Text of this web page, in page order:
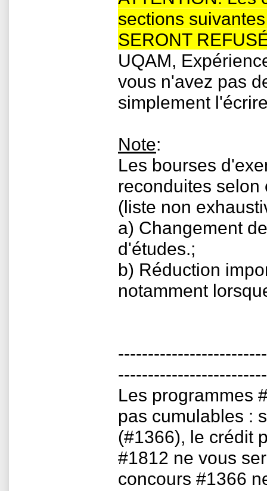
sections
SERONT
UQAM,
vous n'avez pas
simplement
Note:
Les bourses
reconduites
(liste non
a) Changement
d'études.;
b) Réduction
notamment
Les programmes
pas cumulables :
(#1366), le crédit
#1812 ne vous
concours #1366